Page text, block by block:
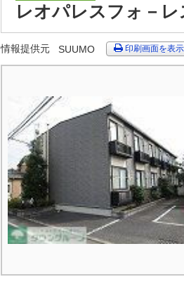
レオパレスフォ－
情報提供元 SUUMO 印刷画面を表示